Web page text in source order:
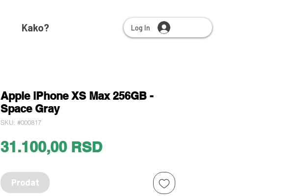
Kako? Log In
Apple iPhone XS Max 256GB -
Space Gray
SKU: #000817
31.100,00 RSDPrice
Prodat